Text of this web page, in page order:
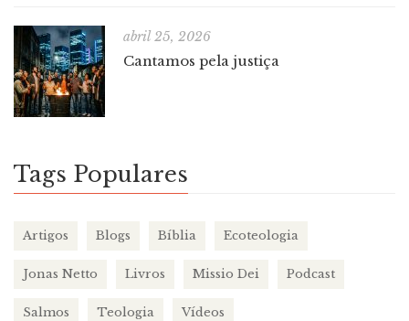
abril 25, 2026
Cantamos pela justiça
Tags Populares
Artigos Blogs Bíblia Ecoteologia
Jonas Netto Livros Missio Dei Podcast
Salmos Teologia Vídeos